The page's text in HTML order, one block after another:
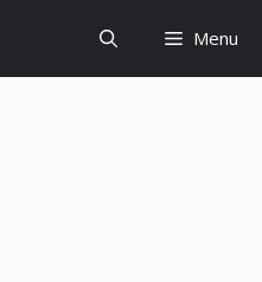
Menu